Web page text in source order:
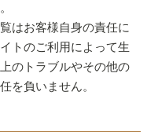
はお客様自身の責任に
トのご利用によって生
のトラブルやその他の
を負いません。